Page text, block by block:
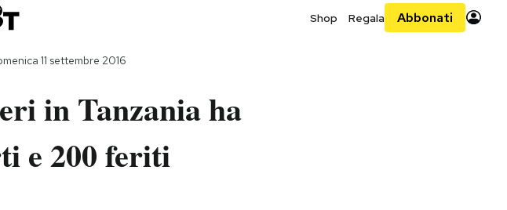
Shop Regala Abbonati
11 settembre 2016
in Tanzania ha
e 200 feriti